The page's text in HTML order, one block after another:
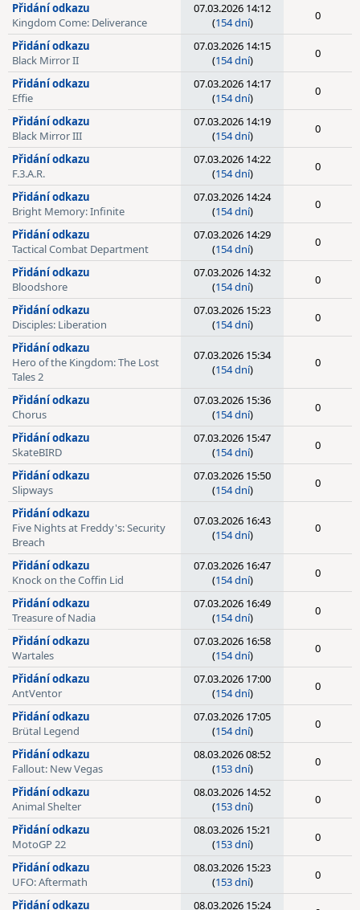
Přidání odkazu
Kingdom Come: Deliverance
07.03.2026 14:12
(154 dní) 0
Přidání odkazu
Black Mirror II
07.03.2026 14:15
(154 dní) 0
Přidání odkazu
Effie
07.03.2026 14:17
(154 dní) 0
Přidání odkazu
Black Mirror III
07.03.2026 14:19
(154 dní) 0
Přidání odkazu
F.3.A.R.
07.03.2026 14:22
(154 dní) 0
Přidání odkazu
Bright Memory: Infinite
07.03.2026 14:24
(154 dní) 0
Přidání odkazu
Tactical Combat Department
07.03.2026 14:29
(154 dní) 0
Přidání odkazu
Bloodshore
07.03.2026 14:32
(154 dní) 0
Přidání odkazu
Disciples: Liberation
07.03.2026 15:23
(154 dní) 0
Přidání odkazu
Hero of the Kingdom: The Lost
Tales 2
07.03.2026 15:34
(154 dní) 0
Přidání odkazu
Chorus
07.03.2026 15:36
(154 dní) 0
Přidání odkazu
SkateBIRD
07.03.2026 15:47
(154 dní) 0
Přidání odkazu
Slipways
07.03.2026 15:50
(154 dní) 0
Přidání odkazu
Five Nights at Freddy's: Security
Breach
07.03.2026 16:43
(154 dní) 0
Přidání odkazu
Knock on the Coffin Lid
07.03.2026 16:47
(154 dní) 0
Přidání odkazu
Treasure of Nadia
07.03.2026 16:49
(154 dní) 0
Přidání odkazu
Wartales
07.03.2026 16:58
(154 dní) 0
Přidání odkazu
AntVentor
07.03.2026 17:00
(154 dní) 0
Přidání odkazu
Brütal Legend
07.03.2026 17:05
(154 dní) 0
Přidání odkazu
Fallout: New Vegas
08.03.2026 08:52
(153 dní) 0
Přidání odkazu
Animal Shelter
08.03.2026 14:52
(153 dní) 0
Přidání odkazu
MotoGP 22
08.03.2026 15:21
(153 dní) 0
Přidání odkazu
UFO: Aftermath
08.03.2026 15:23
(153 dní) 0
Přidání odkazu 08.03.2026 15:24